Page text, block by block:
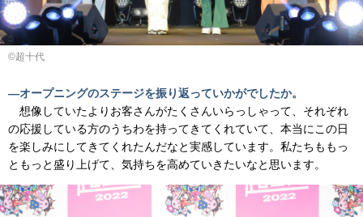
©超十代
―オープニングのステージを振り返っていかがでしたか。
想像していたよりお客さんがたくさんいらっしゃって、それぞれ
の応援している方のうちわを持ってきてくれていて、本当にこの日
を楽しみにしてきてくれたんだなと実感しています。私たちももっ
ともっと盛り上げて、気持ちを高めていきたいなと思います。